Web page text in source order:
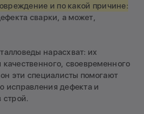
и по какой причине:
сварки, а может,
нарасхват: их
своевременного
эти специалисты помогают
исправления дефекта и
строй.